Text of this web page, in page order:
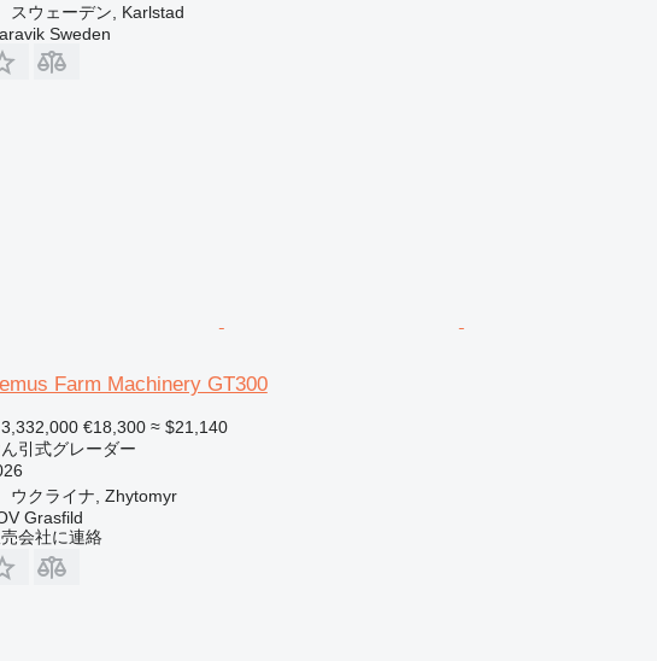
スウェーデン, Karlstad
Sweden
Farm Machinery GT300
3,332,000 €18,300 ≈ $21,140
引式グレーダー
ウクライナ, Zhytomyr
Grasfild
会社に連絡